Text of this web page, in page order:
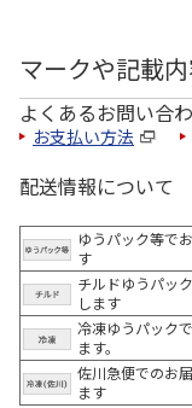
マークや記載
よくあるお問い合
お支払い方法
配送情報について
ゆうパック等で
す
チルドゆうパッ
します
冷凍ゆうパック
ます。
佐川急便でのお
ます